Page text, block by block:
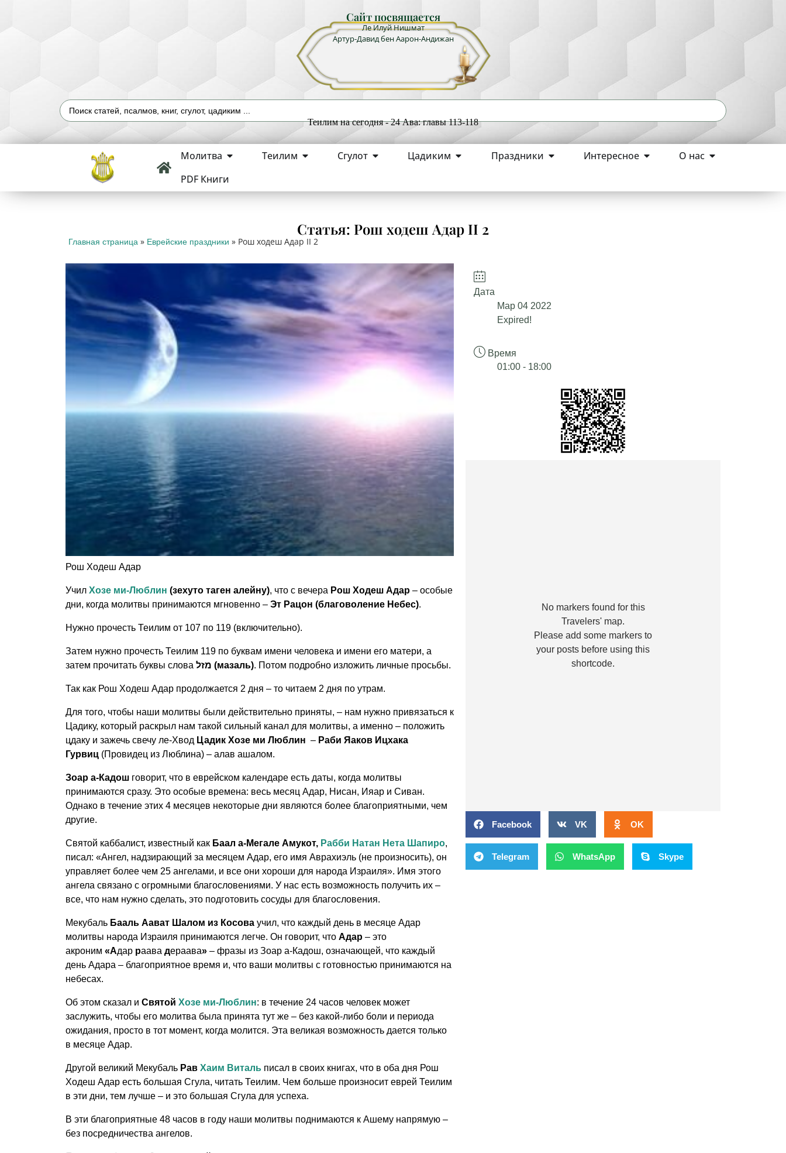
Сайт посвящается
Ле Илуй Нишмат
Артур-Давид бен Аарон-Андижан
Теилим на сегодня - 24 Ава: главы 113-118
Молитва Теилим Сгулот Цадиким Праздники Интересное
О нас
PDF Книги
Статья: Рош ходеш Адар II 2
Главная страница » Еврейские праздники » Рош ходеш Адар II 2
Рош Ходеш Адар
Учил Хозе ми-Люблин (зехуто таген алейну), что с вечера Рош Ходеш Адар – особые
дни, когда молитвы принимаются мгновенно – Эт Рацон (благоволение Небес).
Нужно прочесть Теилим от 107 по 119 (включительно).
Затем нужно прочесть Теилим 119 по буквам имени человека и имени его матери, а
затем прочитать буквы слова
מזל (мазаль). Потом подробно изложить личные просьбы.
Так как Рош Ходеш Адар продолжается 2 дня – то читаем 2 дня по утрам.
Для того, чтобы наши молитвы были действительно приняты, – нам нужно привязаться к
Цадику, который раскрыл нам такой сильный канал для молитвы, а именно – положить
цдаку и зажечь свечу ле-Хвод Цадик Хозе ми Люблин – Раби Яаков Ицхака
Гурвиц (Провидец из Люблина) – алав ашалом.
Зоар а-Кадош говорит, что в еврейском календаре есть даты, когда молитвы
принимаются сразу. Это особые времена: весь месяц Адар, Нисан, Ияар и Сиван.
Однако в течение этих 4 месяцев некоторые дни являются более благоприятными, чем
другие.
Святой каббалист, известный как Баал а-Мегале Амукот, Рабби Натан Нета Шапиро,
писал: «Ангел, надзирающий за месяцем Адар, его имя Аврахиэль (не произносить), он
управляет более чем 25 ангелами, и все они хороши для народа Израиля». Имя этого
ангела связано с огромными благословениями. У нас есть возможность получить их –
все, что нам нужно сделать, это подготовить сосуды для благословения.
Мекубаль Бааль Аават Шалом из Косова учил, что каждый день в месяце Адар
молитвы народа Израиля принимаются легче. Он говорит, что Адар – это
акроним «Адар раава дераава» – фразы из Зоар а-Кадош, означающей, что каждый
день Адара – благоприятное время и, что ваши молитвы с готовностью принимаются на
небесах.
Об этом сказал и Святой Хозе ми-Люблин: в течение 24 часов человек может
заслужить, чтобы его молитва была принята тут же – без какой-либо боли и периода
ожидания, просто в тот момент, когда молится. Эта великая возможность дается только
в месяце Адар.
Другой великий Мекубаль Рав Хаим Виталь писал в своих книгах, что в оба дня Рош
Ходеш Адар есть большая Сгула, читать Теилим. Чем больше произносит еврей Теилим
в эти дни, тем лучше – и это большая Сгула для успеха.
В эти благоприятные 48 часов в году наши молитвы поднимаются к Ашему напрямую –
без посредничества ангелов.
Дата
Мар 04 2022
Expired!
Время
01:00 - 18:00
No markers found for this
Travelers' map.
Please add some markers to
your posts before using this
shortcode.
Facebook VK OK
Telegram WhatsApp Skype